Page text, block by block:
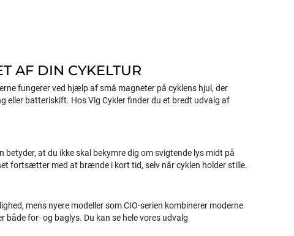
AF DIN CYKELTUR
fungerer ved hjælp af små magneter på cyklens hjul, der
eller batteriskift. Hos Vig Cykler finder du et bredt udvalg af
at du ikke skal bekymre dig om svigtende lys midt på
fortsætter med at brænde i kort tid, selv når cyklen holder stille.
mens nyere modeller som CIO-serien kombinerer moderne
for- og baglys. Du kan se hele vores udvalg